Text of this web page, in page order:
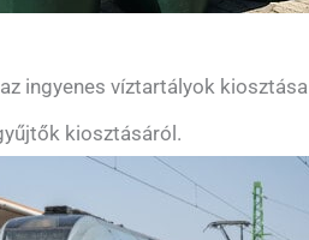
ingyenes víztartályok kiosztása
kiosztásáról.